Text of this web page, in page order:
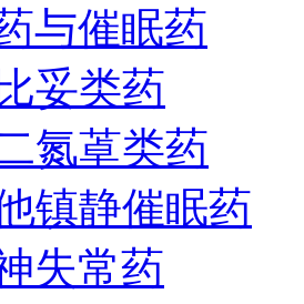
与催眠药
妥类药
氮䓬类药
镇静催眠药
失常药